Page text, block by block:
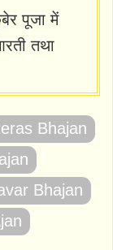
पूजा में
तथा
Bhajan
Bhajan